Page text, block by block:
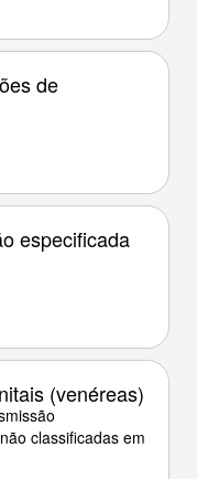
de
especificada
(venéreas)
classificadas em